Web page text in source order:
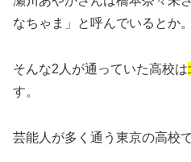
なちゃま」と呼んでいるとか。
そんな2人が通っていた高校は
す。
芸能人が多く通う東京の高校